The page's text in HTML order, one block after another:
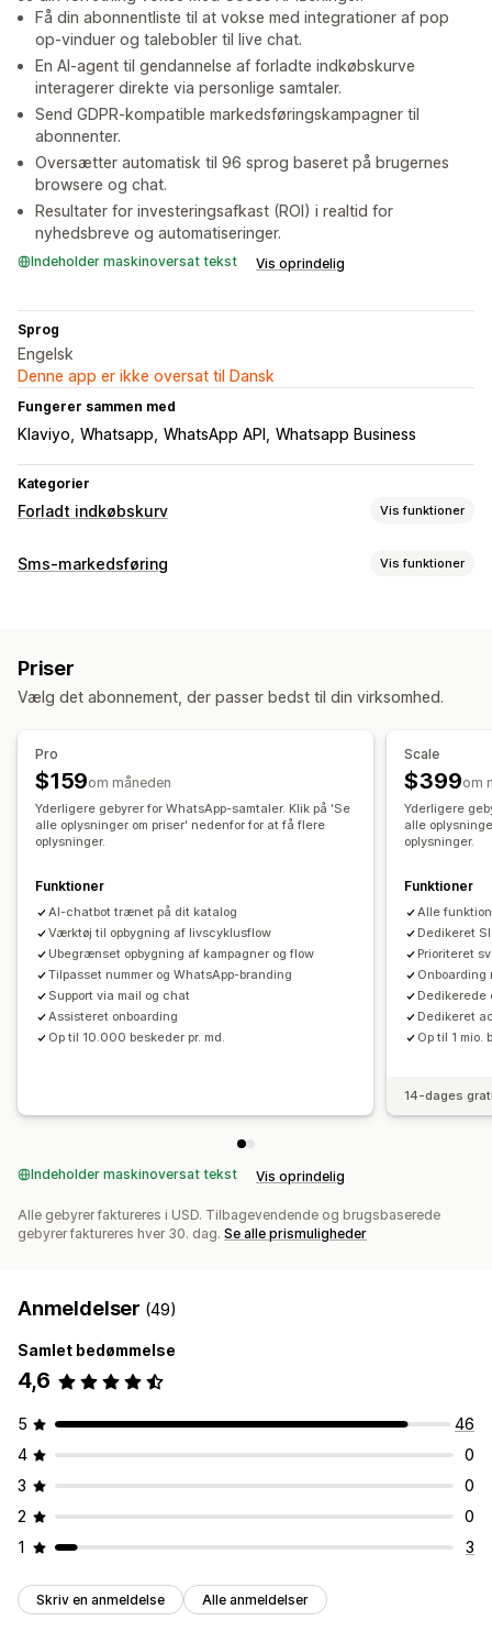
Få din abonnentliste til at vokse med integrationer af pop
op-vinduer og talebobler til live chat.
En AI-agent til gendannelse af forladte indkøbskurve
interagerer direkte via personlige samtaler.
Send GDPR-kompatible markedsføringskampagner til
abonnenter.
Oversætter automatisk til 96 sprog baseret på brugernes
browsere og chat.
Resultater for investeringsafkast (ROI) i realtid for
nyhedsbreve og automatiseringer.
Indeholder maskinoversat tekst Vis oprindelig
Sprog
Engelsk
Denne app er ikke oversat til Dansk
Fungerer sammen med
Klaviyo Whatsapp WhatsApp API Whatsapp Business
Kategorier
Forladt indkøbskurv Vis funktioner
Gendannelse af indkøbskurv
Visningsindstillinger
Tilpassede rabatkoder
Widgets, der kan tilpasses
Sms-markedsføring Vis funktioner
Planlagte meddelelser
Analyser i realtid Sporing af investeringsafkast Tilvalg
Gendannelse af indkøbskurv
Velkomsthilsner
Priser
Vælg det abonnement, der passer bedst til din virksomhed.
Pro
$159om måneden
Yderligere gebyrer for WhatsApp-samtaler. Klik på 'Se
alle oplysninger om priser' nedenfor for at få flere
oplysninger.
Funktioner
AI-chatbot trænet på dit katalog
Værktøj til opbygning af livscyklusflow
Ubegrænset opbygning af kampagner og flow
Tilpasset nummer og WhatsApp-branding
Support via mail og chat
Assisteret onboarding
Op til 10.000 beskeder pr. md.
Scale
$399om
Yderligere
alle
oplysninger.
Funktioner
Alle
Dedikeret
Prioriteret
Onboarding
Dedikerede
Dedikeret
Op til 1 mio.
14-dages
Indeholder maskinoversat tekst Vis oprindelig
Alle gebyrer faktureres i USD. Tilbagevendende og brugsbaserede
gebyrer faktureres hver 30. dag. Se alle prismuligheder
Anmeldelser (49)
Samlet bedømmelse
4,6
5
46
4
0
3
0
2
0
1
3
Skriv en anmeldelse Alle anmeldelser